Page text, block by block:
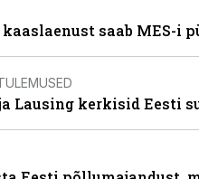
saab MES-i
Lausing kerkisid Eesti